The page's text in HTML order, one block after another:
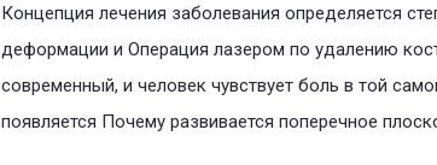
Концепция лечения заболевания определяется
деформации и Операция лазером по удалению
современный, и человек чувствует боль в той
появляется Почему развивается поперечное